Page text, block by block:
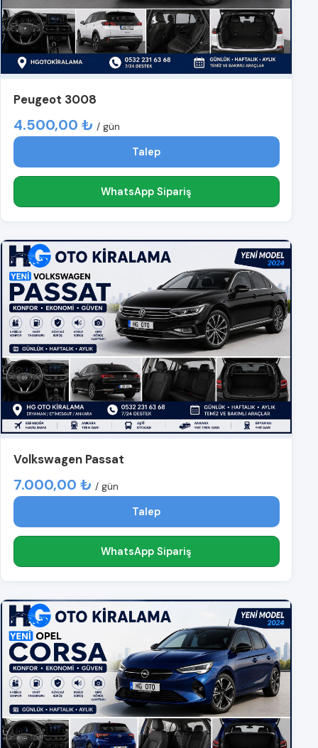
Peugeot 3008
4.500,00 ₺ / gün
Talep
WhatsApp Sipariş
Volkswagen Passat
7.000,00 ₺ / gün
Talep
WhatsApp Sipariş